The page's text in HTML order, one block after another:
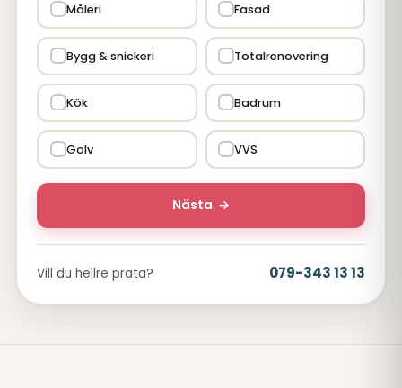
Måleri Fasad
Bygg & snickeri Totalrenovering
Kök Badrum
Golv VVS
Nästa →
Vill du hellre prata? 079-343 13 13